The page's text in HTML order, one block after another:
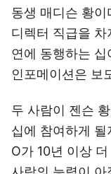
동생 매디슨 황
디렉터 직급을
연에 동행하는
인포메이션은 보
두 사람이 젠슨
십에 참여하게
O가 10년 이상